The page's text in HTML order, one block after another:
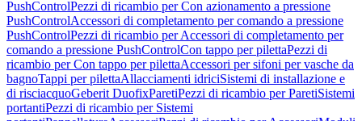
PushControlPezzi di ricambio per Con azionamento a pressione
PushControlAccessori di completamento per comando a pressione
PushControlPezzi di ricambio per Accessori di completamento per
comando a pressione PushControlCon tappo per pilettaPezzi di
ricambio per Con tappo per pilettaAccessori per sifoni per vasche da
bagnoTappi per pilettaAllacciamenti idriciSistemi di installazione e
di risciacquoGeberit DuofixParetiPezzi di ricambio per ParetiSistemi
portantiPezzi di ricambio per Sistemi